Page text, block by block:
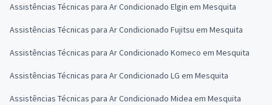
Assistências Técnicas para Ar Condicionado Elgin em Mesquita
Assistências Técnicas para Ar Condicionado Fujitsu em Mesquita
Assistências Técnicas para Ar Condicionado Komeco em Mesquita
Assistências Técnicas para Ar Condicionado LG em Mesquita
Assistências Técnicas para Ar Condicionado Midea em Mesquita